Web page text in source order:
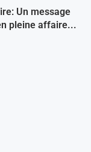
Un message
pleine affaire...